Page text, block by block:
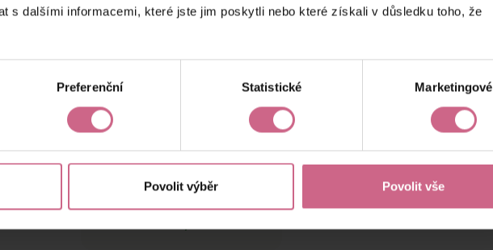
s dalšími informacemi, které jste jim poskytli nebo které získali v důsledku toho, že
Preferenční Statistické Marketingové
Povolit výběr Povolit vše
Aktuální výsledek